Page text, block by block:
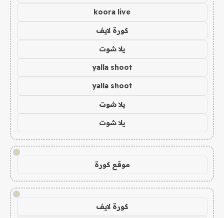
koora live
كورة لايف
يلا شوت
yalla shoot
yalla shoot
يلا شوت
يلا شوت
!
موقع كورة
!
كورة لايف